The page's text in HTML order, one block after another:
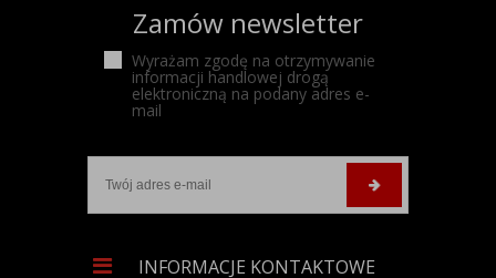
Zamów newsletter
Wyrażam zgodę na otrzymywanie
informacji handlowej drogą
elektroniczną na podany adres e-
mail
INFORMACJE KONTAKTOWE